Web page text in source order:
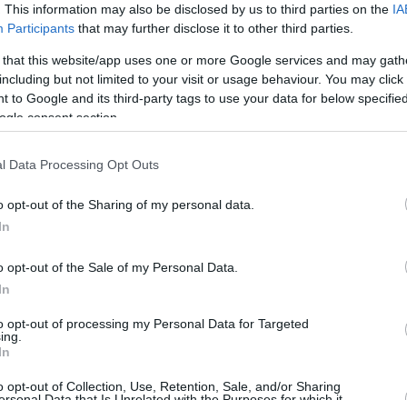
This information may also be disclosed by us to third parties on the
Participants that may further disclose it to other third parties.
that this website/app uses one or more Google services and may
but not limited to your visit or usage behaviour. You may
to Google and its third-party tags to use your data for below
consent section.
Data Processing Opt Outs
opt-out of the Sharing of my personal data.
opt-out of the Sale of my Personal Data.
opt-out of processing my Personal Data for Targeted
opt-out of Collection, Use, Retention, Sale, and/or Sharing
στη θάλασσα
καταγράφουν κινδύνους
και ζητούν βελτιώσεις -
έκθεσή τους
αποτυπώνει τα προβλήματα στα λιμάνια των
και τη Ραφήνα
27
ο πλοίαρχος του
που προσέκρουσε στο
του λιμανιού στη Φολέγανδρο